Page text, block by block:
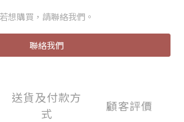
若想購買，請聯絡我們。
聯絡我們
送貨及付款方
式
顧客評價